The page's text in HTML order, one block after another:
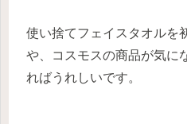
使い捨てフェイスタオルを
や、コスモスの商品が気に
ればうれしいです。